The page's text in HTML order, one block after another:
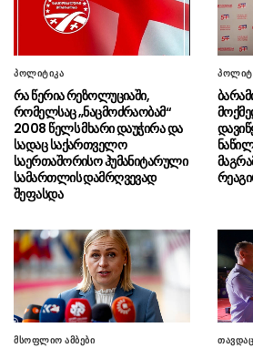
ბარამიძის განცხადებაზე: ამ ხნის
განმავლობაში ამაზე მავნებლური,
განცხადება არ მომისმენია
07.08 - 11:27
ომის ვეტერანი მალხაზ
ბარამიძის განცხადებაზე: წინა ხაზზე
ყოფილა, ტალახში არ წოლილა და
ღამე არ გაუთენებია
07.08 - 11:25ყაზახურ მედიაში
ტურიზმის ეროვნული ადმინისტრაციის
მარკეტინგული კამპანიის ფარგლებში
07.08 - 11:23საგამოძიებო სამსახურმა
ფალსიფიცირებული ალკოჰოლური
სასმელებისა და ყალბი აქციზური
დამზადება-გასაღების ფაქტზე სამი
დააკავა
პოლიტიკა
რა წერია რეზოლუციაში,
რომელსაც „ნაცმოძრაობამ“
2008 წელს მხარი დაუჭირა და
სადაც საქართველო
საერთაშორისო ჰუმანიტარული
სამართლის დამრღვევად
შეფასდა
მსოფლიო ამბები